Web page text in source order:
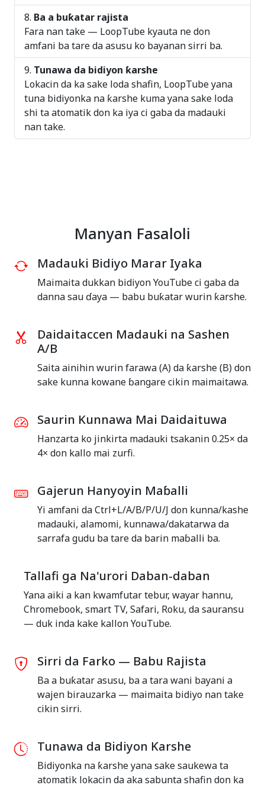
Ba a buƙatar rajista
Fara nan take — LoopTube kyauta ne don
amfani ba tare da asusu ko bayanan sirri ba.
Tunawa da bidiyon ƙarshe
Lokacin da ka sake loda shafin, LoopTube yana
tuna bidiyonka na ƙarshe kuma yana sake loda
shi ta atomatik don ka iya ci gaba da madauki
nan take.
Manyan Fasaloli
Madauki Bidiyo Marar Iyaka
Maimaita dukkan bidiyon YouTube ci gaba da
danna sau ɗaya — babu buƙatar wurin ƙarshe.
Daidaitaccen Madauki na Sashen
A/B
Saita ainihin wurin farawa (A) da ƙarshe (B) don
sake kunna kowane ɓangare cikin maimaitawa.
Saurin Kunnawa Mai Daidaituwa
Hanzarta ko jinkirta madauki tsakanin 0.25× da
4× don kallo mai zurfi.
Gajerun Hanyoyin Maɓalli
Yi amfani da Ctrl+L/A/B/P/U/J don kunna/kashe
madauki, alamomi, kunnawa/dakatarwa da
sarrafa gudu ba tare da barin maɓalli ba.
Tallafi ga Na'urori Daban-daban
Yana aiki a kan kwamfutar tebur, wayar hannu,
Chromebook, smart TV, Safari, Roku, da sauransu
— duk inda kake kallon YouTube.
Sirri da Farko — Babu Rajista
Ba a buƙatar asusu, ba a tara wani bayani a
wajen birauzarka — maimaita bidiyo nan take
cikin sirri.
Tunawa da Bidiyon Ƙarshe
Bidiyonka na ƙarshe yana sake saukewa ta
atomatik lokacin da aka sabunta shafin don ka